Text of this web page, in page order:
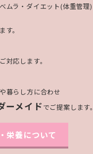
ムラ・ダイエット(体重管理)
。
対応します。
暮らし方に合わせ
ーメイド でご提案します。
栄養について